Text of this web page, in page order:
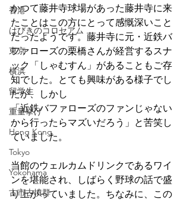
香港
はびきのコロセアム
東京
横浜
留学生
重量挙げ
Hong Kong
Tokyo
Yokohama
古市古墳群
かつて藤井寺球場があった藤井寺に来
たことはこの方にとって感慨深いこと
だったようです。藤井寺に元・近鉄バ
ファローズの栗橋さんが経営するスナ
ック「しゃむすん」があることもご存
知でした。とても興味がある様子でし
たが、しかし
「近鉄バファローズのファンじゃない
から行ったらマズいだろう」と苦笑し
ていました。
当館のウェルカムドリンクであるワイ
ンを堪能され、しばらく野球の話で盛
り上がっていました。ちなみに、この